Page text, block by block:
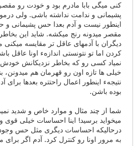
کنی میگی بابا مادرم بود و خودت رو
پشیمانی و ندامت نداشته باشی. ولی
اینطور نیست و آدم بعدا حس پشیمانی
مقصر میدونه رنج میکشه. شاید این
دیگران با آدمهای عاقل تر مقایسه میکنی
کردن اما تو نتونستی اندازهء اونا عاقل
نمیاد کسی رو که بخاطر نزدیکانش
خیلی ها تازه اون رو قهرمان هم میدونن،
نتیجهء اینطور اعمال راحتتره بعدها برای
بوده باشن.
شما از چند مثال و موارد خاص و شدید
میخواید برسید! اینا احساسات خیلی
درحالیکه احساسات دیگری مثل حس وجود
به مرور اونا رو کنترل کرد. آدم اگر